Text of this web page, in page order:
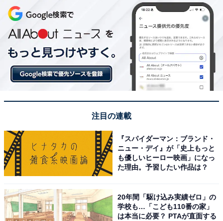
注目の連載
『スパイダーマン：ブランド・
ニュー・デイ』が「史上もっと
も優しいヒーロー映画」になっ
た理由。予習したい作品は？
20年間「駆け込み実績ゼロ」の
学校も…「こども110番の家」
は本当に必要？ PTAが直面する